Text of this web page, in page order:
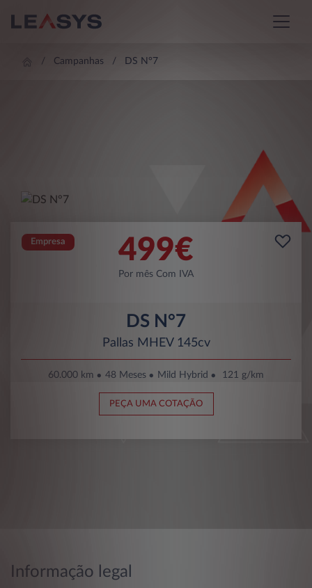
Campanhas DS N°7
Empresa 499€
Por mês Com IVA
DS N°7
Pallas MHEV 145cv
60.000 km 48 Meses Mild Hybrid 121 g/km
PEÇA UMA COTAÇÃO
Informação legal